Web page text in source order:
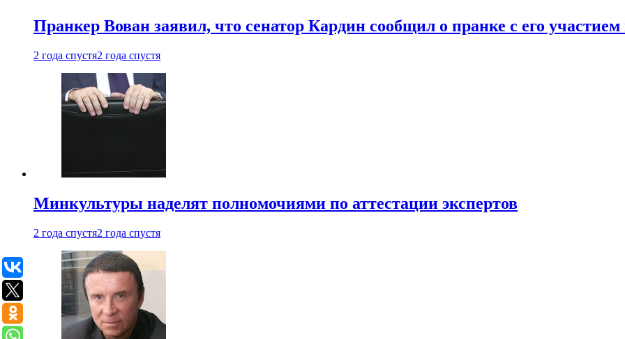
Пранкер Вован заявил, что сенатор Кардин сообщил о пранке с его
2 года спустя2 года спустя
Минкультуры наделят полномочиями по аттестации экспертов
2 года спустя2 года спустя